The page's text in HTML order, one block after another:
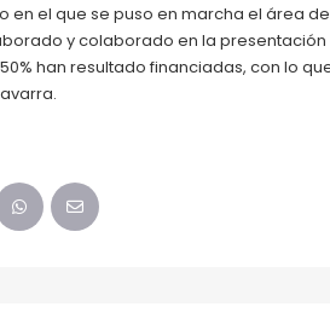
en el que se puso en marcha el área
y colaborado en la
han resultado financiadas, con lo